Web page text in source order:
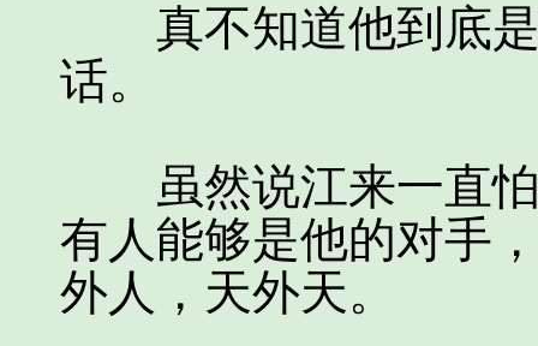
真不知道他到底是
话。
虽然说江来一直怕
有人能够是他的对手
外人，天外天。